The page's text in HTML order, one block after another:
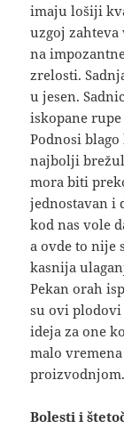
imaju lošiji
uzgoj
na
zrelosti.
u jesen.
iskopane
Podnosi
najbolji
mora biti
jednostavan i
kod nas vole
a ovde to nije
kasnija
Pekan orah
su ovi
ideja za one
malo
proizvodnjom.
Bolesti i